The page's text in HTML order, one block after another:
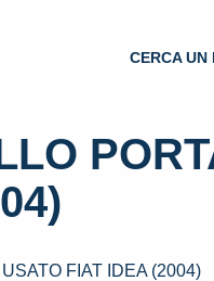
CERCA UN
FIAT IDEA (2004)